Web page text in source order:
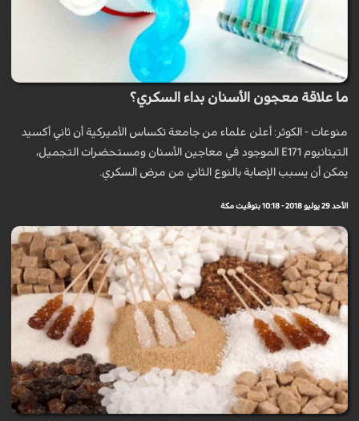
ما علاقة معجون الأسنان بداء السكري؟
منوعات - الكوثر: أعلن علماء من جامعة تكساس الأميركية أن ثاني أكسيد
التيتانيوم E171 الموجود في معاجين الأسنان ومستحضرات التجميل،
يمكن أن يسبب الإصابة بالنوع الثاني من مرض السكري.
الأحد 29 يوليو 2018 - 10:18 بتوقيت مكة